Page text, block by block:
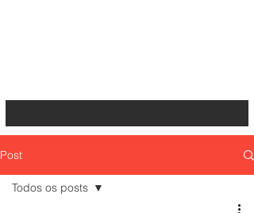
Post
Todos os posts